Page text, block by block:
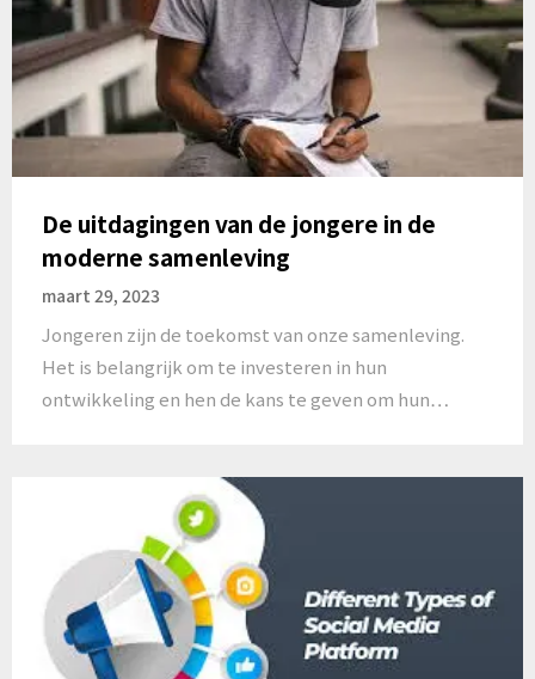
De uitdagingen van de jongere in de
moderne samenleving
maart 29, 2023
Jongeren zijn de toekomst van onze samenleving.
Het is belangrijk om te investeren in hun
ontwikkeling en hen de kans te geven om hun…